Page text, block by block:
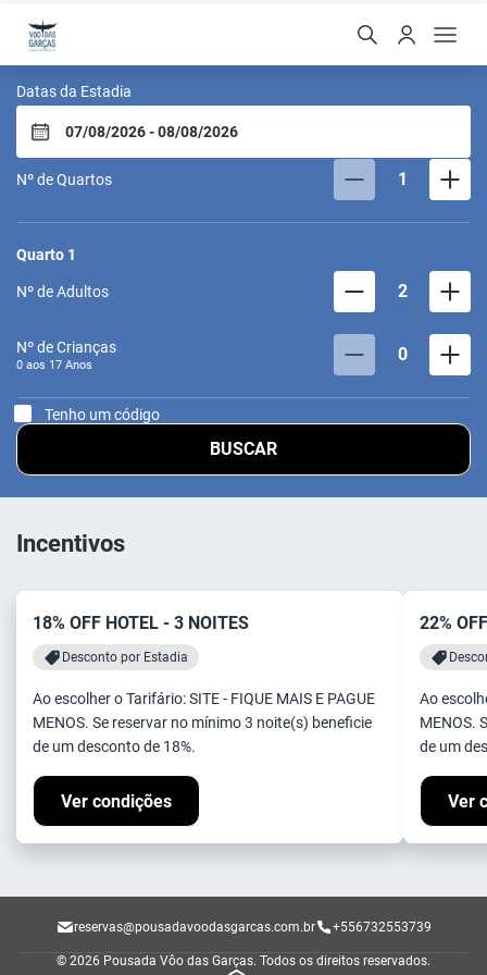
Pousada Vôo das
Datas da Estadia
Nº de Quartos 1
Quarto 1
Nº de Adultos 2
Nº de Crianças
0 aos 17 Anos 0
Tenho um código
BUSCAR
Incentivos
18% OFF HOTEL - 3 NOITES
Desconto por Estadia
Ao escolher o Tarifário: SITE - FIQUE MAIS E PAGUE
MENOS. Se reservar no mínimo 3 noite(s) beneficie
de um desconto de 18%.
Ver condições
22%
Ao
MENOS.
de um
Ver
reservas@pousadavoodasgarcas.com.br +556732553739
© 2026 Pousada Vôo das Garças. Todos os direitos reservados.